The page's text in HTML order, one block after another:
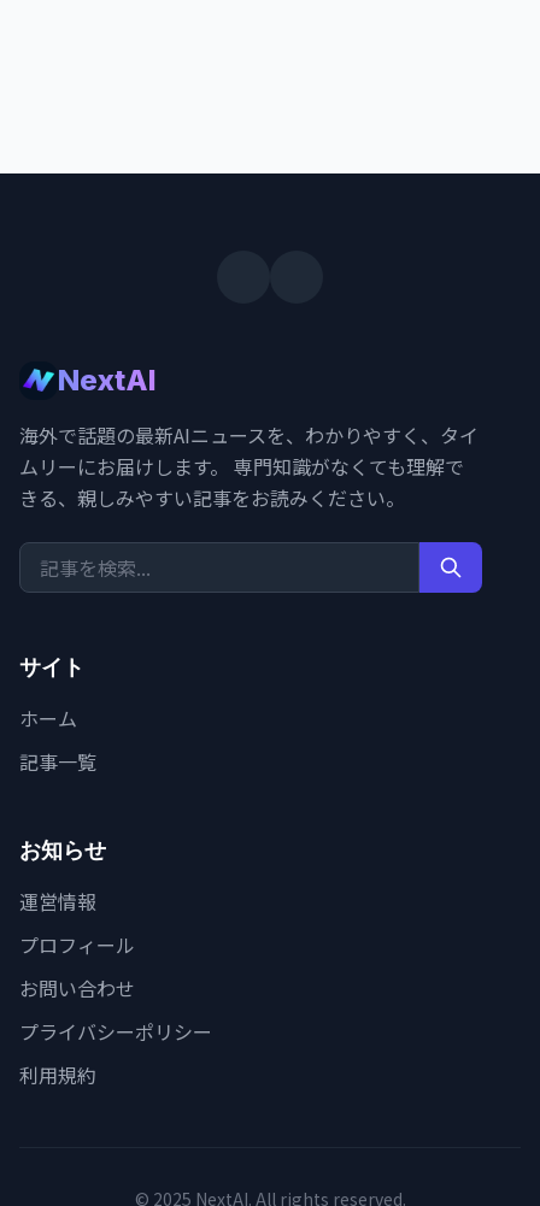
NextAI
海外で話題の最新AIニュースを、わかりやすく、タイ
ムリーにお届けします。 専門知識がなくても理解で
きる、親しみやすい記事をお読みください。
サイト
ホーム
記事一覧
お知らせ
運営情報
プロフィール
お問い合わせ
プライバシーポリシー
利用規約
© 2025 NextAI. All rights reserved.